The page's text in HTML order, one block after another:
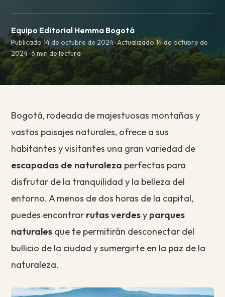
Equipo Editorial Hemma Bogotá
Publicado 14 de octubre de 2024 · Actualizado 14 de octubre de
2024 · 6 min de lectura
Bogotá, rodeada de majestuosas montañas y
vastos paisajes naturales, ofrece a sus
habitantes y visitantes una gran variedad de
escapadas de naturaleza perfectas para
disfrutar de la tranquilidad y la belleza del
entorno. A menos de dos horas de la capital,
puedes encontrar rutas verdesy parques
naturales que te permitirán desconectar del
bullicio de la ciudad y sumergirte en la paz de la
naturaleza.